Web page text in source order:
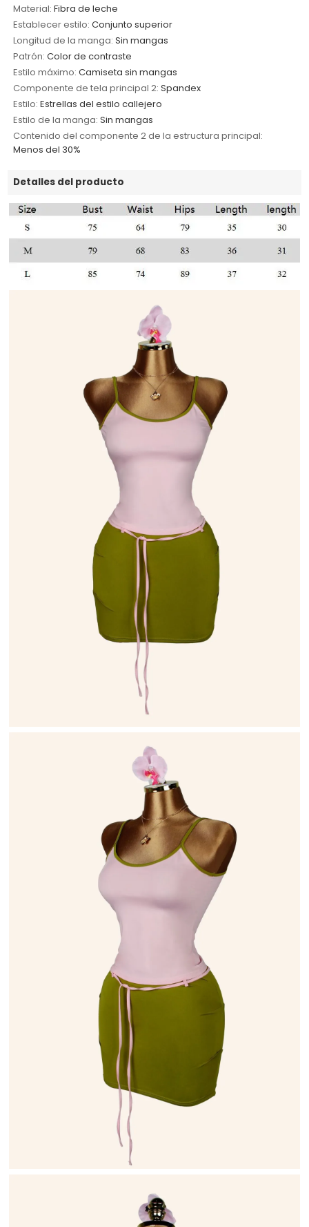
Material: Fibra de leche
Establecer estilo: Conjunto superior
Longitud de la manga: Sin mangas
Patrón: Color de contraste
Estilo máximo: Camiseta sin mangas
Componente de tela principal 2: Spandex
Estilo: Estrellas del estilo callejero
Estilo de la manga: Sin mangas
Contenido del componente 2 de la estructura principal:
Menos del 30%
Detalles del producto